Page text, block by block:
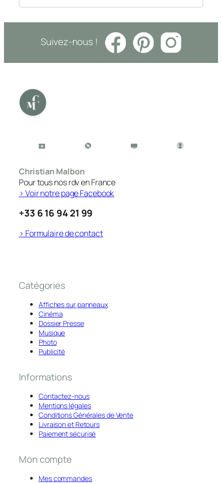
Suivez-nous !
Christian Malbon
Pour tous nos rdv en France
> Voir notre page Facebook
+33 6 16 94 21 99
> Formulaire de contact
Catégories
Affiches sur panneaux
Cinéma
Dossier Presse
Musique
Photo
Publicité
Informations
Contactez-nous
Mentions légales
Conditions Générales de Vente
Livraison et Retours
Paiement sécurisé
Mon compte
Mes commandes